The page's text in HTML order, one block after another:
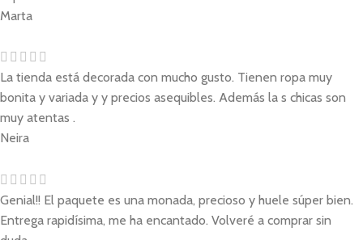
Marta
La tienda está decorada con mucho gusto. Tienen ropa muy
bonita y variada y y precios asequibles. Además la s chicas son
muy atentas .
Neira
Genial!! El paquete es una monada, precioso y huele súper bien.
Entrega rapidísima, me ha encantado. Volveré a comprar sin